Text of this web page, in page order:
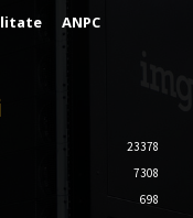
ANPC
23378
7308
698